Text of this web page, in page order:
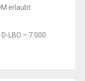
erlaubt
LBO – 7.000